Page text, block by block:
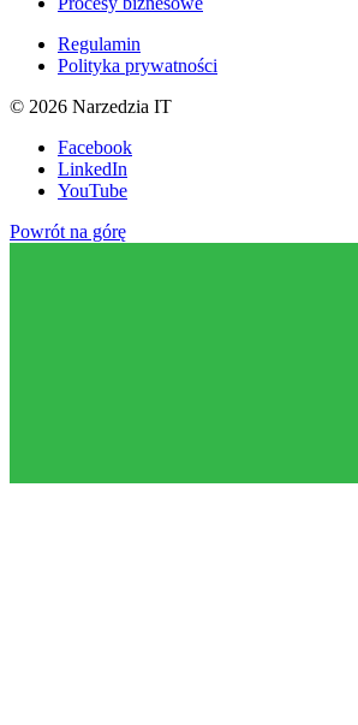
Regulamin
Polityka prywatności
© 2026 Narzedzia IT
Facebook
LinkedIn
YouTube
Powrót na górę